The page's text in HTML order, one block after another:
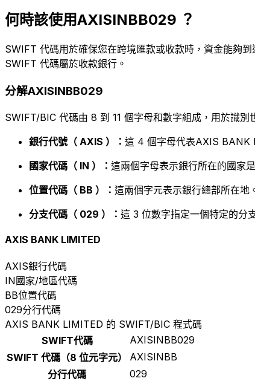
何時該使用AXISINBB029 ？
SWIFT 代碼用於確保您在跨境匯款或收款時，資金能夠
SWIFT 代碼屬於收款銀行。
分解AXISINBB029
SWIFT/BIC 代碼由 8 到 11 個字母和數字組成，用於識別
銀行代號（ AXIS ）： 這 4 個字母代表AXIS BANK
國家代碼（ IN ）： 這兩個字母表示銀行所在的國家
位置代碼（ BB ）： 這兩個字元表示銀行總部所在地
分支代碼（ 029 ）： 這 3 位數字指定一個特定的分
AXIS BANK LIMITED
AXIS銀行代碼
IN國家/地區代碼
BB位置代碼
029分行代碼
AXIS BANK LIMITED 的 SWIFT/BIC 程式碼
SWIFT代碼
AXISINBB029
SWIFT 代碼（8 位元字元）
AXISINBB
分行代碼
029